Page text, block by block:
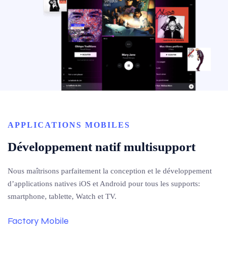
APPLICATIONS MOBILES
Développement natif multisupport
Nous maîtrisons parfaitement la conception et le développement
d’applications natives iOS et Android pour tous les supports:
smartphone, tablette, Watch et TV.
Factory Mobile